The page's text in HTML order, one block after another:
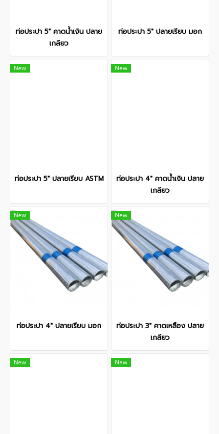
ท่อประปา 5" คาดน้ำเงิน ปลาย
เกลียว
ท่อประปา 5" ปลายเรียบ มอก
New
ท่อประปา 5" ปลายเรียบ ASTM
New
ท่อประปา 4" คาดน้ำเงิน ปลาย
เกลียว
New
ท่อประปา 4" ปลายเรียบ มอก
New
ท่อประปา 3" คาดเหลือง ปลาย
เกลียว
New New